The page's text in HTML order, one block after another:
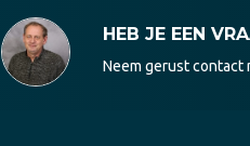
HEB JE EEN
Neem gerust contact